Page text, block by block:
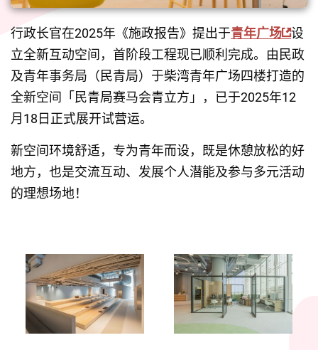
行政长官在2025年《施政报告》提出于青年广场 设
立全新互动空间，首阶段工程现已顺利完成。由民政
及青年事务局（民青局）于柴湾青年广场四楼打造的
全新空间「民青局赛马会青立方」，已于2025年12
月18日正式展开试营运。
新空间环境舒适，专为青年而设，既是休憩放松的好
地方，也是交流互动、发展个人潜能及参与多元活动
的理想场地！